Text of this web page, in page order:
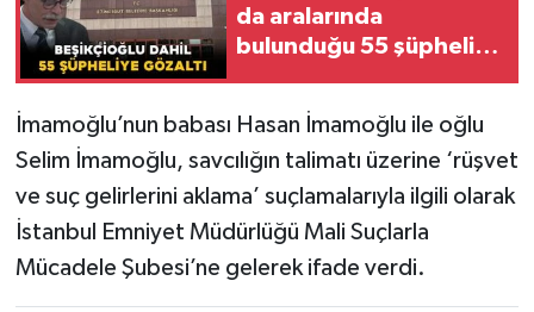
da aralarında
bulunduğu 55 şüpheli
İmamoğlu’nun babası Hasan İmamoğlu ile oğlu
Selim İmamoğlu, savcılığın talimatı üzerine ‘rüşvet
ve suç gelirlerini aklama’ suçlamalarıyla ilgili olarak
İstanbul Emniyet Müdürlüğü Mali Suçlarla
Mücadele Şubesi’ne gelerek ifade verdi.